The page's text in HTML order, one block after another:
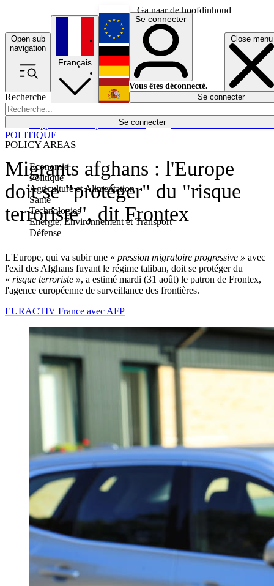
Ga naar de hoofdinhoud
Open sub
navigation
Close menu
Recherche
Se connecter
POLICY AREAS
Economie
Politique
Agriculture et Alimentation
Santé
Technologies
Energie, Environnement et Transport
Défense
Économie
Français
English
Deutsch
Español
Se connecter
Vous êtes déconnecté.
Se connecter
Migrants afghans : l'Europe
doit se "protéger" du "risque
terroriste", dit Frontex
L'Europe, qui va subir une « pression migratoire progressive » avec
l'exil des Afghans fuyant le régime taliban, doit se protéger du
« risque terroriste », a estimé mardi (31 août) le patron de Frontex,
l'agence européenne de surveillance des frontières.
POLITIQUE
EURACTIV France avec AFP